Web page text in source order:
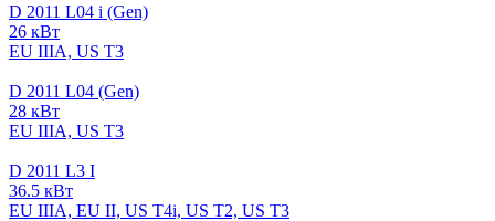
D 2011 L04 i (Gen)
26 кВт
EU IIIA, US T3
D 2011 L04 (Gen)
28 кВт
EU IIIA, US T3
D 2011 L3 I
36.5 кВт
EU IIIA, EU II, US T4i, US T2, US T3